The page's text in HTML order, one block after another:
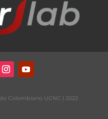
Colombiano UCNC | 2022